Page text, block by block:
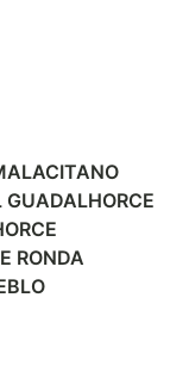
GUADALHORCE
RONDA